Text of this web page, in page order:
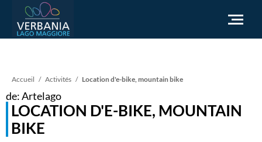
Comment se rendre
Office du tourisme
Météo
Fil
d'Ariane
Accueil Activités Location d'e-bike, mountain bike
de: Artelago
LOCATION D'E-BIKE, MOUNTAIN
BIKE